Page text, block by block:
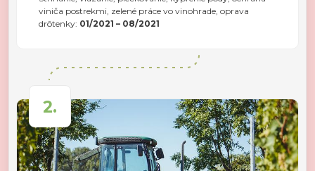
viniča postrekmi, zelené práce vo vinohrade, oprava
drôtenky: 01/2021 – 08/2021
2.